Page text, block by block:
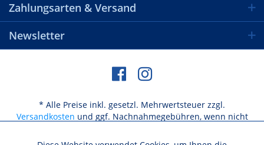
Zahlungsarten & Versand
Newsletter
* Alle Preise inkl. gesetzl. Mehrwertsteuer zzgl.
Versandkosten und ggf. Nachnahmegebühren, wenn nicht